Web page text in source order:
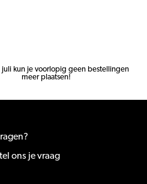
juli kun je voorlopig geen bestellingen
meer plaatsen!
ons je vraag